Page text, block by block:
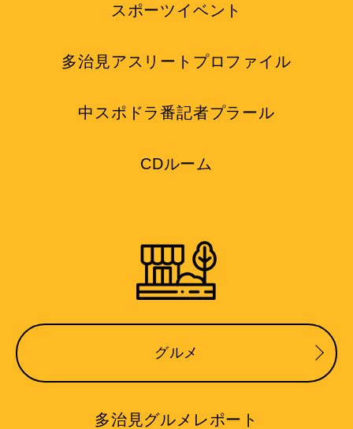
スポーツイベント
多治見アスリートプロファイル
中スポドラ番記者プラール
CDルーム
グルメ
多治見グルメレポート